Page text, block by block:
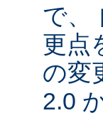
で、
更点
の変
2.0